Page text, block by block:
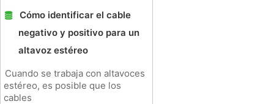
Cómo identificar el cable
negativo y positivo para un
altavoz estéreo
Cuando se trabaja con altavoces
estéreo, es posible que los
cables